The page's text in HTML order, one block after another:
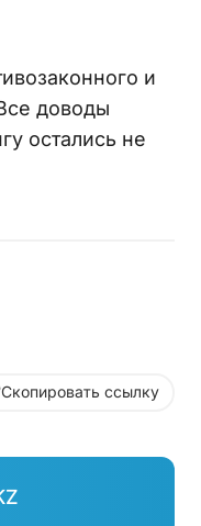
и
доводы
остались не
Скопировать ссылку